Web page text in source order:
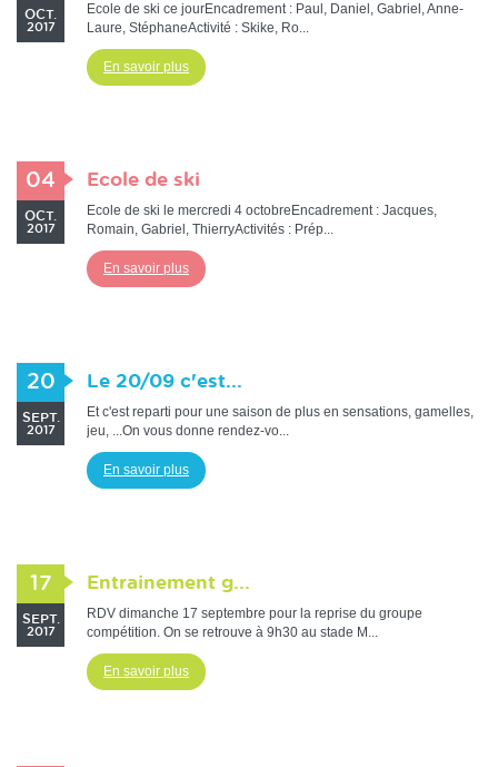
OCT.
2017
Ecole de ski ce jourEncadrement : Paul, Daniel, Gabriel, Anne-
Laure, StéphaneActivité : Skike, Ro...
En savoir plus
04
OCT.
2017
Ecole de ski
Ecole de ski le mercredi 4 octobreEncadrement : Jacques,
Romain, Gabriel, ThierryActivités : Prép...
En savoir plus
20
SEPT.
2017
Le 20/09 c'est...
Et c'est reparti pour une saison de plus en sensations, gamelles,
jeu, ...On vous donne rendez-vo...
En savoir plus
17
SEPT.
2017
Entrainement g...
RDV dimanche 17 septembre pour la reprise du groupe
compétition. On se retrouve à 9h30 au stade M...
En savoir plus